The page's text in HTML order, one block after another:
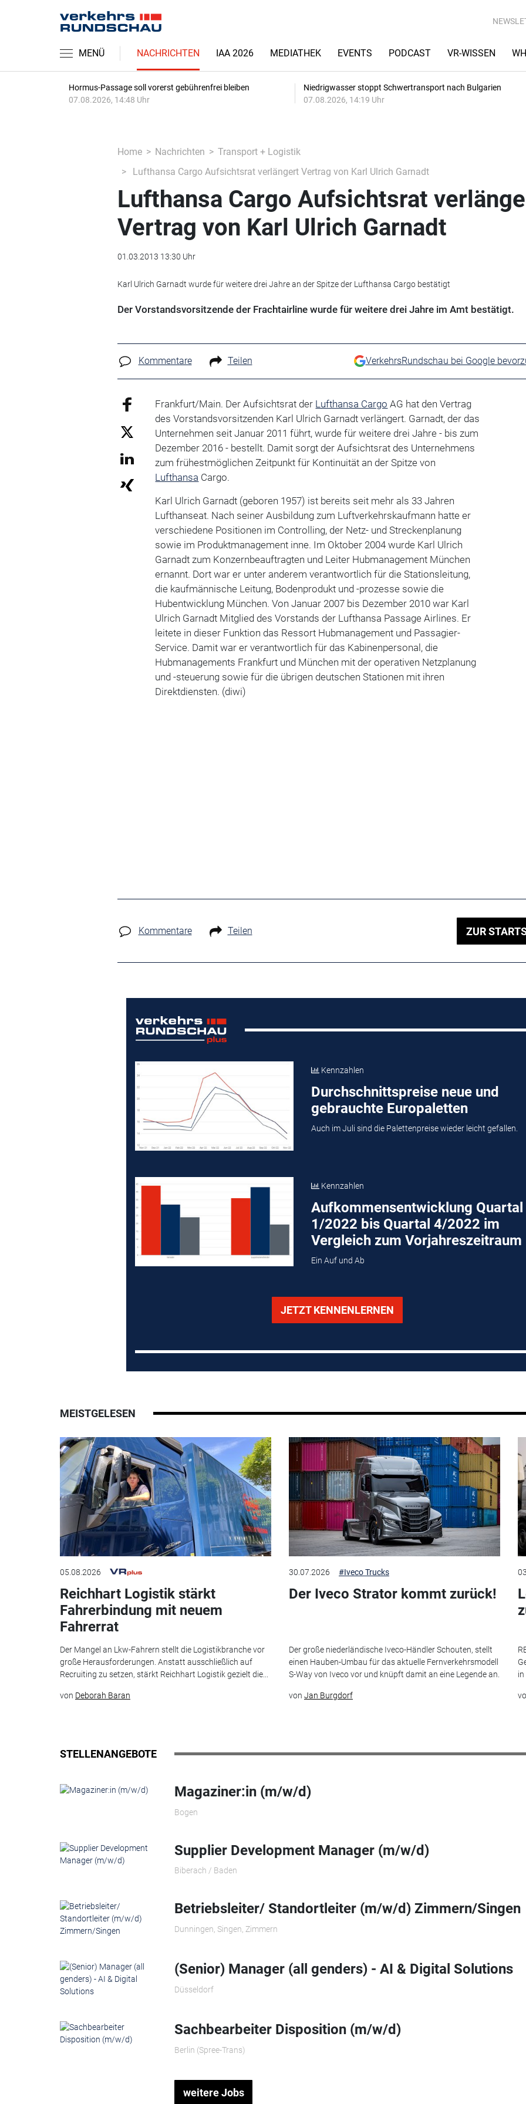
MENÜ NACHRICHTEN IAA 2026 MEDIATHEK EVENTS PODCAST VR-WISSEN
Hormus-Passage soll vorerst gebührenfrei bleiben
07.08.2026, 14:48 Uhr
Niedrigwasser stoppt Schwertransport nach Bulgarien
07.08.2026, 14:19 Uhr
Home Nachrichten
Transport + Logistik
Lufthansa Cargo Aufsichtsrat verlängert Vertrag von Karl Ulrich Garnadt
Lufthansa Cargo Aufsichtsrat
Vertrag von Karl Ulrich Garnadt
01.03.2013 13:30 Uhr
Karl Ulrich Garnadt wurde für weitere drei Jahre an der Spitze der Lufthansa Cargo bestätigt
Der Vorstandsvorsitzende der Frachtairline wurde für weitere drei Jahre im Amt bestätigt.
Kommentare Teilen VerkehrsRundschau bei Google
Frankfurt/Main. Der Aufsichtsrat der Lufthansa Cargo AG hat den Vertrag
des Vorstandsvorsitzenden Karl Ulrich Garnadt verlängert. Garnadt, der das
Unternehmen seit Januar 2011 führt, wurde für weitere drei Jahre - bis zum
Dezember 2016 - bestellt. Damit sorgt der Aufsichtsrat des Unternehmens
zum frühestmöglichen Zeitpunkt für Kontinuität an der Spitze von
Lufthansa Cargo.
Karl Ulrich Garnadt (geboren 1957) ist bereits seit mehr als 33 Jahren
Lufthanseat. Nach seiner Ausbildung zum Luftverkehrskaufmann hatte er
verschiedene Positionen im Controlling, der Netz- und Streckenplanung
sowie im Produktmanagement inne. Im Oktober 2004 wurde Karl Ulrich
Garnadt zum Konzernbeauftragten und Leiter Hubmanagement München
ernannt. Dort war er unter anderem verantwortlich für die Stationsleitung,
die kaufmännische Leitung, Bodenprodukt und -prozesse sowie die
Hubentwicklung München. Von Januar 2007 bis Dezember 2010 war Karl
Ulrich Garnadt Mitglied des Vorstands der Lufthansa Passage Airlines. Er
leitete in dieser Funktion das Ressort Hubmanagement und Passagier-
Service. Damit war er verantwortlich für das Kabinenpersonal, die
Hubmanagements Frankfurt und München mit der operativen Netzplanung
und -steuerung sowie für die übrigen deutschen Stationen mit ihren
Direktdiensten. (diwi)
Kommentare Teilen ZUR
Kennzahlen
Durchschnittspreise neue und
gebrauchte Europaletten
Auch im Juli sind die Palettenpreise wieder leicht gefallen.
Kennzahlen
Aufkommensentwicklung Quartal
1/2022 bis Quartal 4/2022 im
Vergleich zum Vorjahreszeitraum
Ein Auf und Ab
JETZT KENNENLERNEN
MEISTGELESEN
05.08.2026
Reichhart Logistik stärkt
Fahrerbindung mit neuem
Fahrerrat
Der Mangel an Lkw-Fahrern stellt die Logistikbranche vor
große Herausforderungen. Anstatt ausschließlich auf
Recruiting zu setzen, stärkt Reichhart Logistik gezielt die...
von Deborah Baran
30.07.2026 #Iveco Trucks
Der Iveco Strator kommt zurück!
Der große niederländische Iveco-Händler Schouten, stellt
einen Hauben-Umbau für das aktuelle Fernverkehrsmodell
S-Way von Iveco vor und knüpft damit an eine Legende an.
von Jan Burgdorf
in
STELLENANGEBOTE
Magaziner:in (m/w/d)
Bogen
Supplier Development Manager (m/w/d)
Biberach / Baden
Betriebsleiter/ Standortleiter (m/w/d) Zimmern/Singen
Dunningen, Singen, Zimmern
(Senior) Manager (all genders) - AI & Digital Solutions
Düsseldorf
Sachbearbeiter Disposition (m/w/d)
Berlin (Spree-Trans)
weitere Jobs